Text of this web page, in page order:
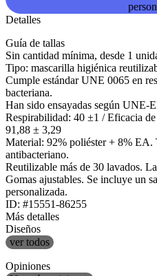
Detalles
Guía de tallas
Sin cantidad mínima, desde 1
Tipo: mascarilla higiénica
Cumple estándar UNE 0065 en
bacteriana.
Han sido ensayadas según
Respirabilidad: 40 ±1 / Eficacia
91,88 ± 3,29
Material: 92% poliéster + 8% EA.
antibacteriano.
Reutilizable más de 30 lavados.
Gomas ajustables. Se incluye un
personalizada.
ID: #15551-86255
Más detalles
Diseños
ver todos
Opiniones